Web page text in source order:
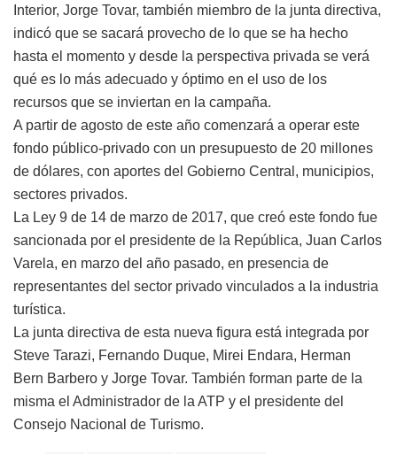
Interior, Jorge Tovar, también miembro de la junta directiva,
indicó que se sacará provecho de lo que se ha hecho
hasta el momento y desde la perspectiva privada se verá
qué es lo más adecuado y óptimo en el uso de los
recursos que se inviertan en la campaña.
A partir de agosto de este año comenzará a operar este
fondo público-privado con un presupuesto de 20 millones
de dólares, con aportes del Gobierno Central, municipios,
sectores privados.
La Ley 9 de 14 de marzo de 2017, que creó este fondo fue
sancionada por el presidente de la República, Juan Carlos
Varela, en marzo del año pasado, en presencia de
representantes del sector privado vinculados a la industria
turística.
La junta directiva de esta nueva figura está integrada por
Steve Tarazi, Fernando Duque, Mirei Endara, Herman
Bern Barbero y Jorge Tovar. También forman parte de la
misma el Administrador de la ATP y el presidente del
Consejo Nacional de Turismo.